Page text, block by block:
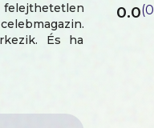
És ha
ha
idézett sor
0.0(0